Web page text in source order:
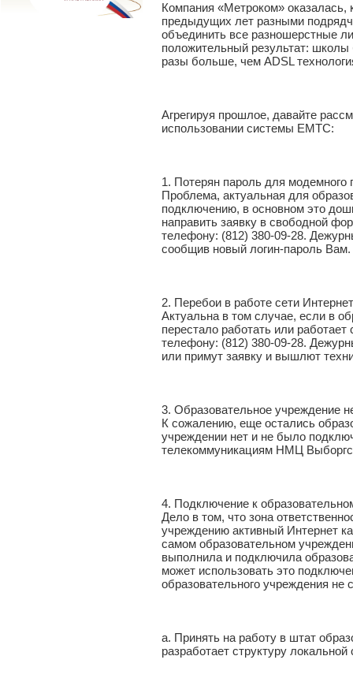
Компания «Метроком»
предыдущих лет разными
объединить все разношерстные
положительный результат: школы
разы больше, чем ADSL
Агрегируя прошлое, давайте
использовании системы ЕМТС:
1. Потерян пароль для модемного
Проблема, актуальная для
подключению, в основном это
направить заявку в свободной
телефону: (812) 380-09-28.
сообщив новый логин-пароль Вам.
2. Перебои в работе сети
Актуальна в том случае, если в
перестало работать или
телефону: (812) 380-09-28.
или примут заявку и вышлют
3. Образовательное учреждение
К сожалению, еще остались
учреждении нет и не было
телекоммуникациям НМЦ
4. Подключение к
Дело в том, что зона
учреждению активный Интернет
самом образовательном
выполнила и подключила
может использовать это
образовательного учреждения
a. Принять на работу в штат
разработает структуру